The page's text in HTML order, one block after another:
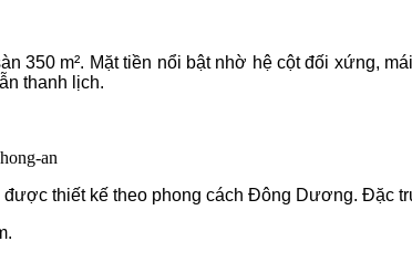
350 m². Mặt tiền nổi bật nhờ hệ cột đối xứng,
thanh lịch.
thiết kế theo phong cách Đông Dương. Đặc